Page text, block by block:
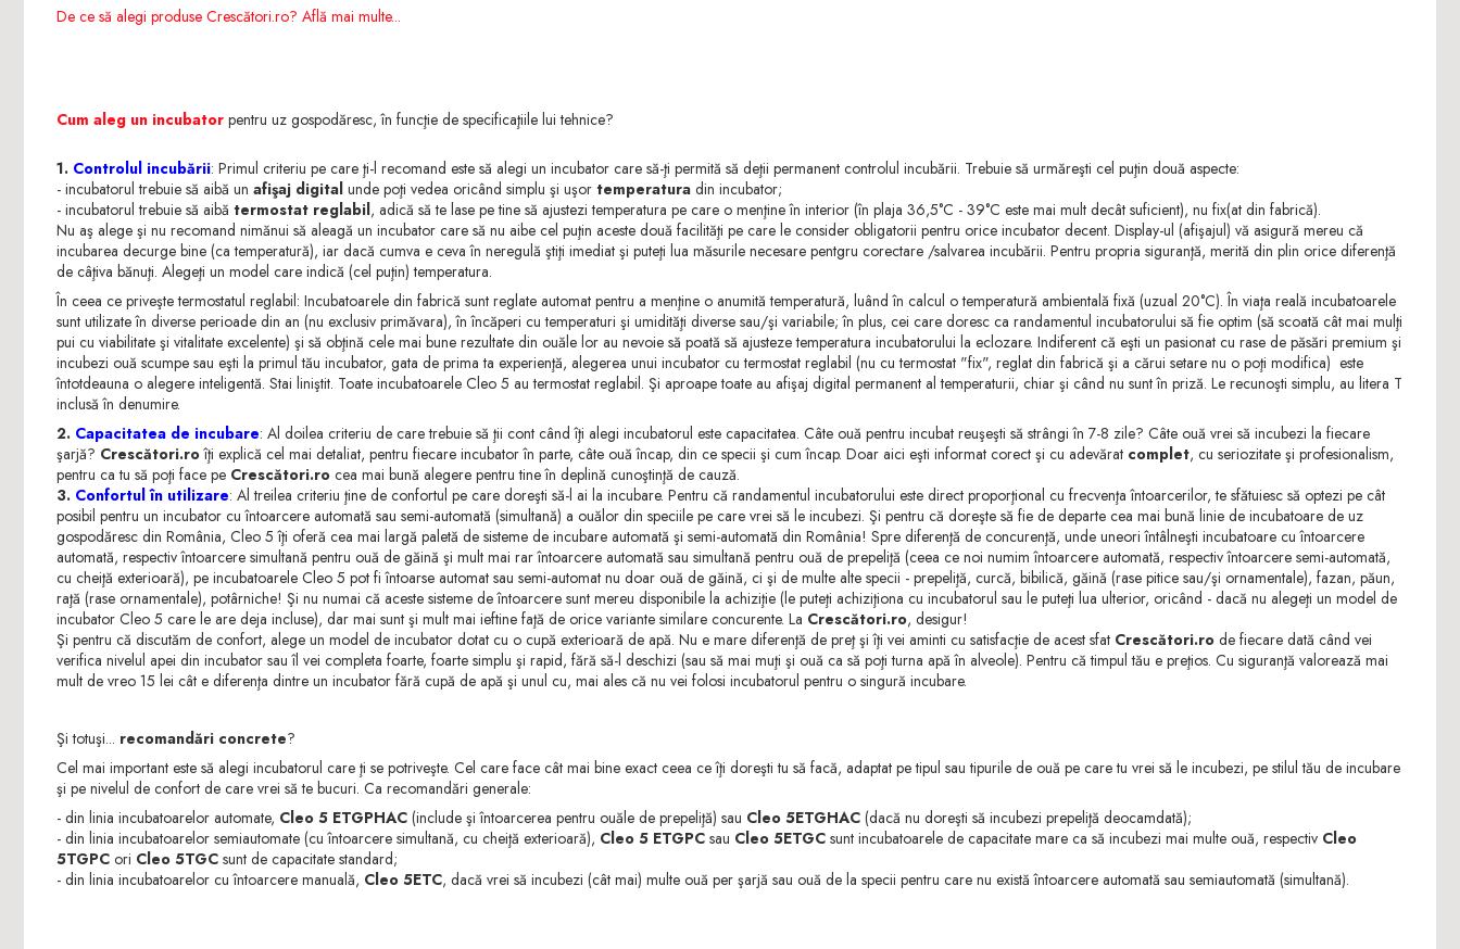
Furajare porci, purcei,
De ce să alegi produse Crescători.ro? Află mai multe...
Cum aleg un incubator pentru uz gospodăresc, în funcţie de specificaţiile lui tehnice?
1. Controlul incubării: Primul criteriu pe care ţi-l recomand este să alegi un incubator care să-ţi permită să deţii permanent controlul incubării. Trebuie să urmăreşti cel puţin două aspecte:
- incubatorul trebuie să aibă un afişaj digital unde poţi vedea oricând simplu şi uşor temperatura din incubator;
- incubatorul trebuie să aibă termostat reglabil, adică să te lase pe tine să ajustezi temperatura pe care o menţine în interior (în plaja 36,5°C - 39°C este mai mult decât suficient), nu fix(at din fabrică).
Nu aş alege şi nu recomand nimănui să aleagă un incubator care să nu aibe cel puţin aceste două facilităţi pe care le consider obligatorii pentru orice incubator decent. Display-ul (afişajul) vă asigură mereu că
incubarea decurge bine (ca temperatură), iar dacă cumva e ceva în neregulă ştiţi imediat şi puteţi lua măsurile necesare pentgru corectare /salvarea incubării. Pentru propria siguranţă, merită din plin orice diferenţă
de câţiva bănuţi. Alegeţi un model care indică (cel puţin) temperatura.
În ceea ce priveşte termostatul reglabil: Incubatoarele din fabrică sunt reglate automat pentru a menţine o anumită temperatură, luând în calcul o temperatură ambientală fixă (uzual 20°C). În viaţa reală incubatoarele
sunt utilizate în diverse perioade din an (nu exclusiv primăvara), în încăperi cu temperaturi şi umidităţi diverse sau/şi variabile; în plus, cei care doresc ca randamentul incubatorului să fie optim (să scoată cât mai mulţi
pui cu viabilitate şi vitalitate excelente) şi să obţină cele mai bune rezultate din ouăle lor au nevoie să poată să ajusteze temperatura incubatorului la eclozare. Indiferent că eşti un pasionat cu rase de păsări premium şi
incubezi ouă scumpe sau eşti la primul tău incubator, gata de prima ta experienţă, alegerea unui incubator cu termostat reglabil (nu cu termostat "fix", reglat din fabrică şi a cărui setare nu o poţi modifica) este
întotdeauna o alegere inteligentă. Stai liniştit. Toate incubatoarele Cleo 5 au termostat reglabil. Şi aproape toate au afişaj digital permanent al temperaturii, chiar şi când nu sunt în priză. Le recunoşti simplu, au litera T
inclusă în denumire.
2. Capacitatea de incubare: Al doilea criteriu de care trebuie să ţii cont când îţi alegi incubatorul este capacitatea. Câte ouă pentru incubat reuşeşti să strângi în 7-8 zile? Câte ouă vrei să incubezi la fiecare
şarjă? Crescători.roîţi explică cel mai detaliat, pentru fiecare incubator în parte, câte ouă încap, din ce specii şi cum încap. Doar aici eşti informat corect şi cu adevărat complet, cu seriozitate şi profesionalism,
pentru ca tu să poţi face pe Crescători.ro cea mai bună alegere pentru tine în deplină cunoştinţă de cauză.
3. Confortul în utilizare: Al treilea criteriu ţine de confortul pe care doreşti să-l ai la incubare. Pentru că randamentul incubatorului este direct proporţional cu frecvenţa întoarcerilor, te sfătuiesc să optezi pe cât
posibil pentru un incubator cu întoarcere automată sau semi-automată (simultană) a ouălor din speciile pe care vrei să le incubezi. Şi pentru că doreşte să fie de departe cea mai bună linie de incubatoare de uz
gospodăresc din România, Cleo 5 îţi oferă cea mai largă paletă de sisteme de incubare automată şi semi-automată din România! Spre diferenţă de concurenţă, unde uneori întâlneşti incubatoare cu întoarcere
automată, respectiv întoarcere simultană pentru ouă de găină şi mult mai rar întoarcere automată sau simultană pentru ouă de prepeliţă (ceea ce noi numim întoarcere automată, respectiv întoarcere semi-automată,
cu cheiţă exterioară), pe incubatoarele Cleo 5 pot fi întoarse automat sau semi-automat nu doar ouă de găină, ci şi de multe alte specii - prepeliţă, curcă, bibilică, găină (rase pitice sau/şi ornamentale), fazan, păun,
raţă (rase ornamentale), potârniche! Şi nu numai că aceste sisteme de întoarcere sunt mereu disponibile la achiziţie (le puteţi achiziţiona cu incubatorul sau le puteţi lua ulterior, oricând - dacă nu alegeţi un model de
incubator Cleo 5 care le are deja incluse), dar mai sunt şi mult mai ieftine faţă de orice variante similare concurente. La Crescători.ro, desigur!
Şi pentru că discutăm de confort, alege un model de incubator dotat cu o cupă exterioară de apă. Nu e mare diferenţă de preţ şi îţi vei aminti cu satisfacţie de acest sfat Crescători.ro de fiecare dată când vei
verifica nivelul apei din incubator sau îl vei completa foarte, foarte simplu şi rapid, fără să-l deschizi (sau să mai muţi şi ouă ca să poţi turna apă în alveole). Pentru că timpul tău e preţios. Cu siguranţă valorează mai
mult de vreo 15 lei cât e diferenţa dintre un incubator fără cupă de apă şi unul cu, mai ales că nu vei folosi incubatorul pentru o singură incubare.
Şi totuşi... recomandări concrete?
Cel mai important este să alegi incubatorul care ţi se potriveşte. Cel care face cât mai bine exact ceea ce îţi doreşti tu să facă, adaptat pe tipul sau tipurile de ouă pe care tu vrei să le incubezi, pe stilul tău de incubare
şi pe nivelul de confort de care vrei să te bucuri. Ca recomandări generale:
- din linia incubatoarelor automate, Cleo 5 ETGPHAC (include şi întoarcerea pentru ouăle de prepeliţă) sau Cleo 5ETGHAC (dacă nu doreşti să incubezi prepeliţă deocamdată);
- din linia incubatoarelor semiautomate (cu întoarcere simultană, cu cheiţă exterioară), Cleo 5 ETGPC sau Cleo 5ETGC sunt incubatoarele de capacitate mare ca să incubezi mai multe ouă, respectiv Cleo
5TGPC ori Cleo 5TGC sunt de capacitate standard;
- din linia incubatoarelor cu întoarcere manuală, Cleo 5ETC, dacă vrei să incubezi (cât mai) multe ouă per şarjă sau ouă de la specii pentru care nu există întoarcere automată sau semiautomată (simultană).